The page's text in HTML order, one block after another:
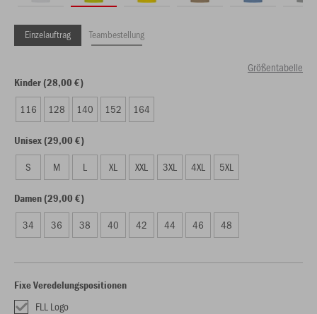
Einzelauftrag Teambestellung
Größentabelle
Kinder (28,00 €)
116 128 140 152 164
Unisex (29,00 €)
S M L XL XXL 3XL 4XL 5XL
Damen (29,00 €)
34 36 38 40 42 44 46 48
Fixe Veredelungspositionen
FLL Logo